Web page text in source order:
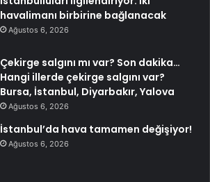
havalimanı birbirine bağlanacak
Ağustos 6, 2026
Çekirge salgını mı var? Son dakika…
Hangi illerde çekirge salgını var?
Bursa, İstanbul, Diyarbakır, Yalova
Ağustos 6, 2026
İstanbul’da hava tamamen değişiyor!
Ağustos 6, 2026